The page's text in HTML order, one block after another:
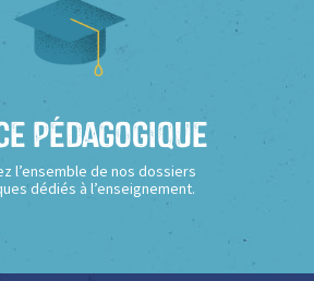
Pédagogique
l’ensemble de nos dossiers
dédiés à l’enseignement.